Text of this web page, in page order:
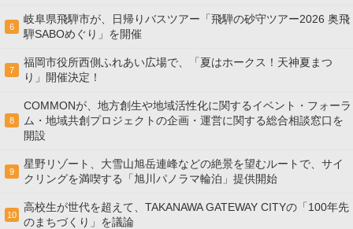
6
岐阜県飛騨市が、日帰りバスツアー「飛騨の砂守ツアー2026 奥飛
騨SABOめぐり」を開催
7
福岡市役所西側ふれあい広場で、「夏はホークス！天神夏まつ
り」開催決定！
8
COMMONが、地方創生や地域活性化に関するイベント・フォーラ
ム・地域共創プロジェクトの企画・運営に関する総合相談窓口を
開設
9
星野リゾート、大雪山旭岳連峰などの絶景を望むルートで、サイ
クリングを満喫する「旭川パノラマ輪泊」提供開始
10
高校⽣が世代を超えて、TAKANAWA GATEWAY CITYの「100年先
のまちづくり」を議論